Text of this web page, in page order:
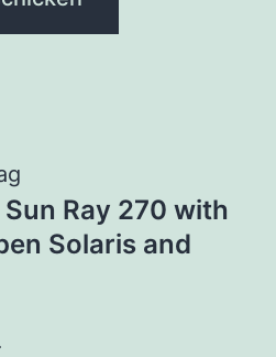
Ray 270 with
Solaris and